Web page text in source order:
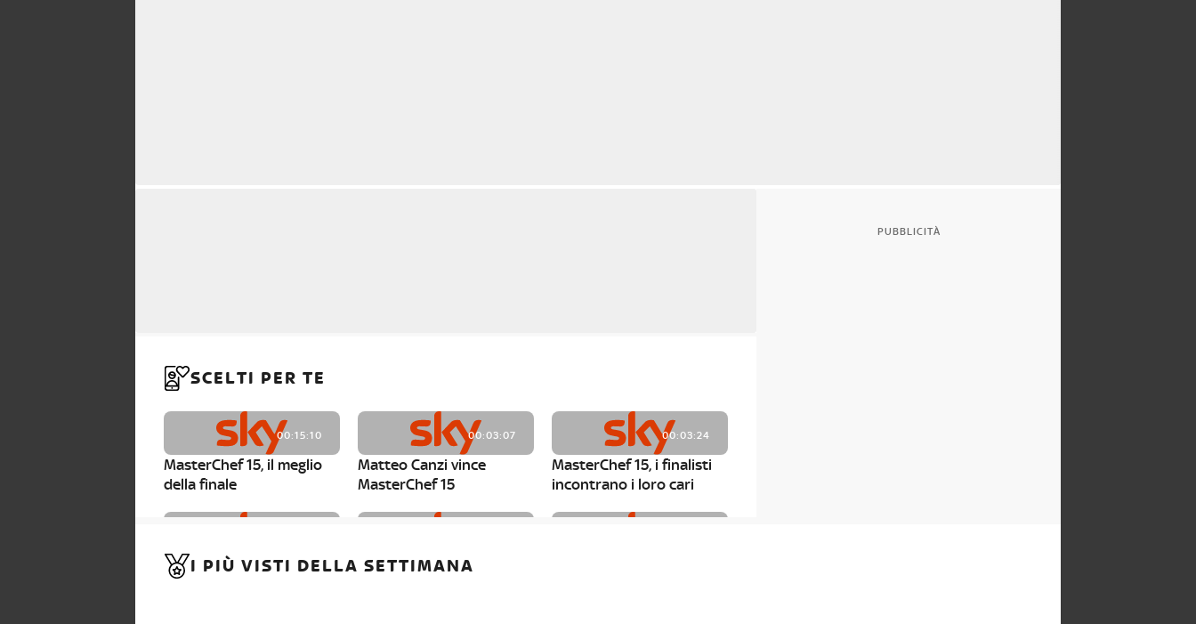
SCELTI PER TE
00:15:10
MasterChef 15, il meglio
della finale
00:03:07
Matteo Canzi vince
MasterChef 15
00:03:24
MasterChef 15, i finalisti
incontrano i loro cari
MasterChef 15, Carlotta è
MasterChef 15, Matteo
PUBBLICITÀ
I PIÙ VISTI DELLA SETTIMANA